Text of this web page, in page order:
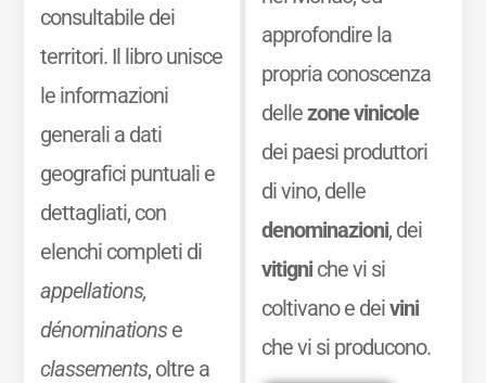
consultabile dei
territori. Il libro unisce
le informazioni
generali a dati
geografici puntuali e
dettagliati, con
elenchi completi di
appellations,
dénominationse
classements, oltre a
approfondire la
propria conoscenza
dellezone vinicole
dei paesi produttori
di vino, delle
denominazioni, dei
vitigniche vi si
coltivano e deivini
che vi si producono.